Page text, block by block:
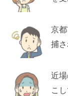
京
捕さ
近
こ